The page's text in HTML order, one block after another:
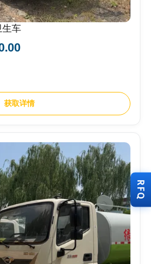
生车
获取详情
RFQ